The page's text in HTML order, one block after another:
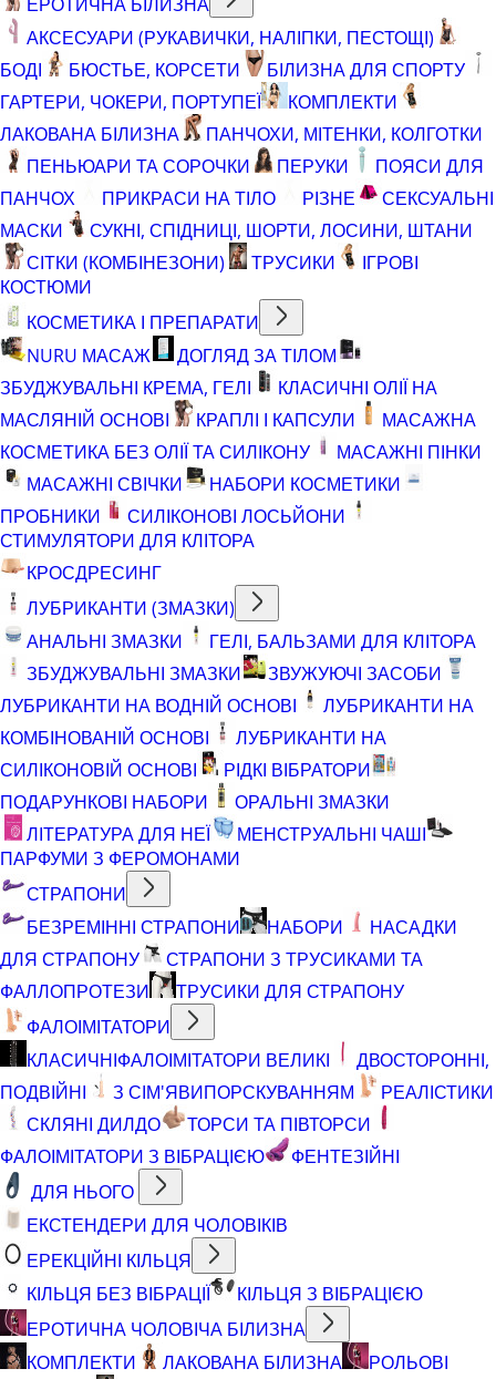
АКСЕСУАРИ (РУКАВИЧКИ, НАЛІПКИ, ПЕСТОЩІ)
БОДІ
БЮСТЬЕ, КОРСЕТИ
БІЛИЗНА ДЛЯ СПОРТУ
ГАРТЕРИ, ЧОКЕРИ, ПОРТУПЕЇ
КОМПЛЕКТИ
ЛАКОВАНА БІЛИЗНА
ПАНЧОХИ, МІТЕНКИ, КОЛГОТКИ
ПЕНЬЮАРИ ТА СОРОЧКИ
ПЕРУКИ
ПОЯСИ ДЛЯ
ПАНЧОХ
ПРИКРАСИ НА ТІЛО РІЗНЕ
СЕКСУАЛЬНІ
МАСКИ
СУКНІ, СПІДНИЦІ, ШОРТИ, ЛОСИНИ, ШТАНИ
СІТКИ (КОМБІНЕЗОНИ)
ТРУСИКИ
ІГРОВІ
КОСТЮМИ
КОСМЕТИКА І ПРЕПАРАТИ
NURU МАСАЖ
ДОГЛЯД ЗА ТІЛОМ
ЗБУДЖУВАЛЬНІ КРЕМА, ГЕЛІ
КЛАСИЧНІ ОЛІЇ НА
МАСЛЯНІЙ ОСНОВІ
КРАПЛІ І КАПСУЛИ
МАСАЖНА
КОСМЕТИКА БЕЗ ОЛІЇ ТА СИЛІКОНУ
МАСАЖНІ ПІНКИ
МАСАЖНІ СВІЧКИ
НАБОРИ КОСМЕТИКИ
ПРОБНИКИ
СИЛІКОНОВІ ЛОСЬЙОНИ
СТИМУЛЯТОРИ ДЛЯ КЛІТОРА
КРОСДРЕСИНГ
ЛУБРИКАНТИ (ЗМАЗКИ)
АНАЛЬНІ ЗМАЗКИ
ГЕЛІ, БАЛЬЗАМИ ДЛЯ КЛІТОРА
ЗБУДЖУВАЛЬНІ ЗМАЗКИ
ЗВУЖУЮЧІ ЗАСОБИ
ЛУБРИКАНТИ НА ВОДНІЙ ОСНОВІ
ЛУБРИКАНТИ НА
КОМБІНОВАНІЙ ОСНОВІ
ЛУБРИКАНТИ НА
СИЛІКОНОВІЙ ОСНОВІ
РІДКІ ВІБРАТОРИ
ПОДАРУНКОВІ НАБОРИ
ОРАЛЬНІ ЗМАЗКИ
ЛІТЕРАТУРА ДЛЯ НЕЇ
МЕНСТРУАЛЬНІ ЧАШІ
ПАРФУМИ З ФЕРОМОНАМИ
СТРАПОНИ
БЕЗРЕМІННІ СТРАПОНИ
НАБОРИ
НАСАДКИ
ДЛЯ СТРАПОНУ
СТРАПОНИ З ТРУСИКАМИ ТА
ФАЛЛОПРОТЕЗИ
ТРУСИКИ ДЛЯ СТРАПОНУ
ФАЛОІМІТАТОРИ
КЛАСИЧНІФАЛОІМІТАТОРИ ВЕЛИКІ
ДВОСТОРОННІ,
ПОДВІЙНІ
З СІМ'ЯВИПОРСКУВАННЯМ
РЕАЛІСТИКИ
СКЛЯНІ ДИЛДО
ТОРСИ ТА ПІВТОРСИ
ФАЛОІМІТАТОРИ З ВІБРАЦІЄЮ
ФЕНТЕЗІЙНІ
ДЛЯ НЬОГО
ЕКСТЕНДЕРИ ДЛЯ ЧОЛОВІКІВ
ЕРЕКЦІЙНІ КІЛЬЦЯ
КІЛЬЦЯ БЕЗ ВІБРАЦІЇ
КІЛЬЦЯ З ВІБРАЦІЄЮ
ЕРОТИЧНА ЧОЛОВІЧА БІЛИЗНА
КОМПЛЕКТИ
ЛАКОВАНА БІЛИЗНА
РОЛЬОВІ